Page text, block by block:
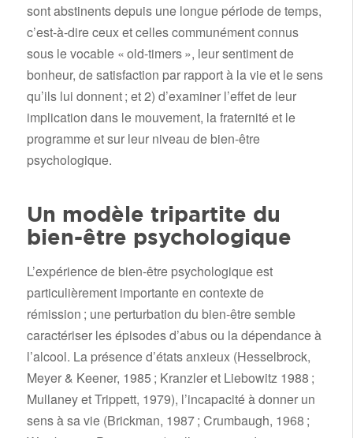
sont abstinents depuis une longue période de temps,
c’est-à-dire ceux et celles communément connus
sous le vocable « old-timers », leur sentiment de
bonheur, de satisfaction par rapport à la vie et le sens
qu’ils lui donnent ; et 2) d’examiner l’effet de leur
implication dans le mouvement, la fraternité et le
programme et sur leur niveau de bien-être
psychologique.
Un modèle tripartite du
bien-être psychologique
L’expérience de bien-être psychologique est
particulièrement importante en contexte de
rémission ; une perturbation du bien-être semble
caractériser les épisodes d’abus ou la dépendance à
l’alcool. La présence d’états anxieux (Hesselbrock,
Meyer & Keener, 1985 ; Kranzler et Liebowitz 1988 ;
Mullaney et Trippett, 1979), l’incapacité à donner un
sens à sa vie (Brickman, 1987 ; Crumbaugh, 1968 ;